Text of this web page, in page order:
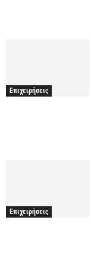
Επιχειρήσεις
Επιχειρήσεις